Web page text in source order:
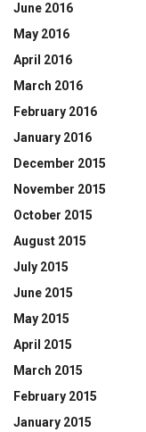
June 2016
May 2016
April 2016
March 2016
February 2016
January 2016
December 2015
November 2015
October 2015
August 2015
July 2015
June 2015
May 2015
April 2015
March 2015
February 2015
January 2015